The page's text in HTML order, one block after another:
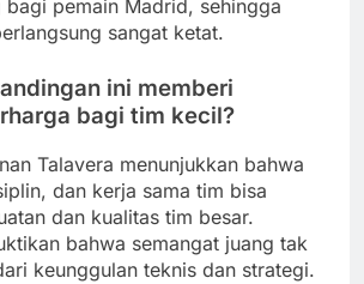
bagi pemain Madrid, sehingga
sangat ketat.
ini memberi
bagi tim kecil?
Talavera menunjukkan bahwa
dan kerja sama tim bisa
dan kualitas tim besar.
bahwa semangat juang tak
keunggulan teknis dan strategi.